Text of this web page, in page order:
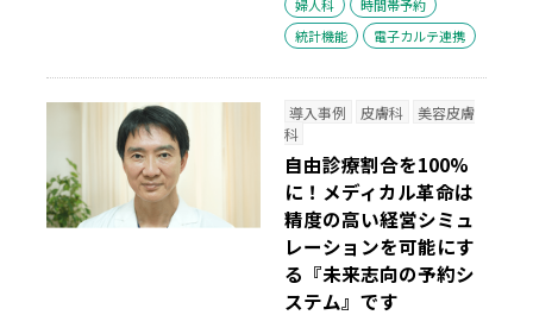
婦人科
時間帯予約
統計機能
電子カルテ連携
導入事例 皮膚科
美容皮膚
科
自由診療割合を100%
に！メディカル革命は
精度の高い経営シミュ
レーションを可能にす
る『未来志向の予約シ
ステム』です